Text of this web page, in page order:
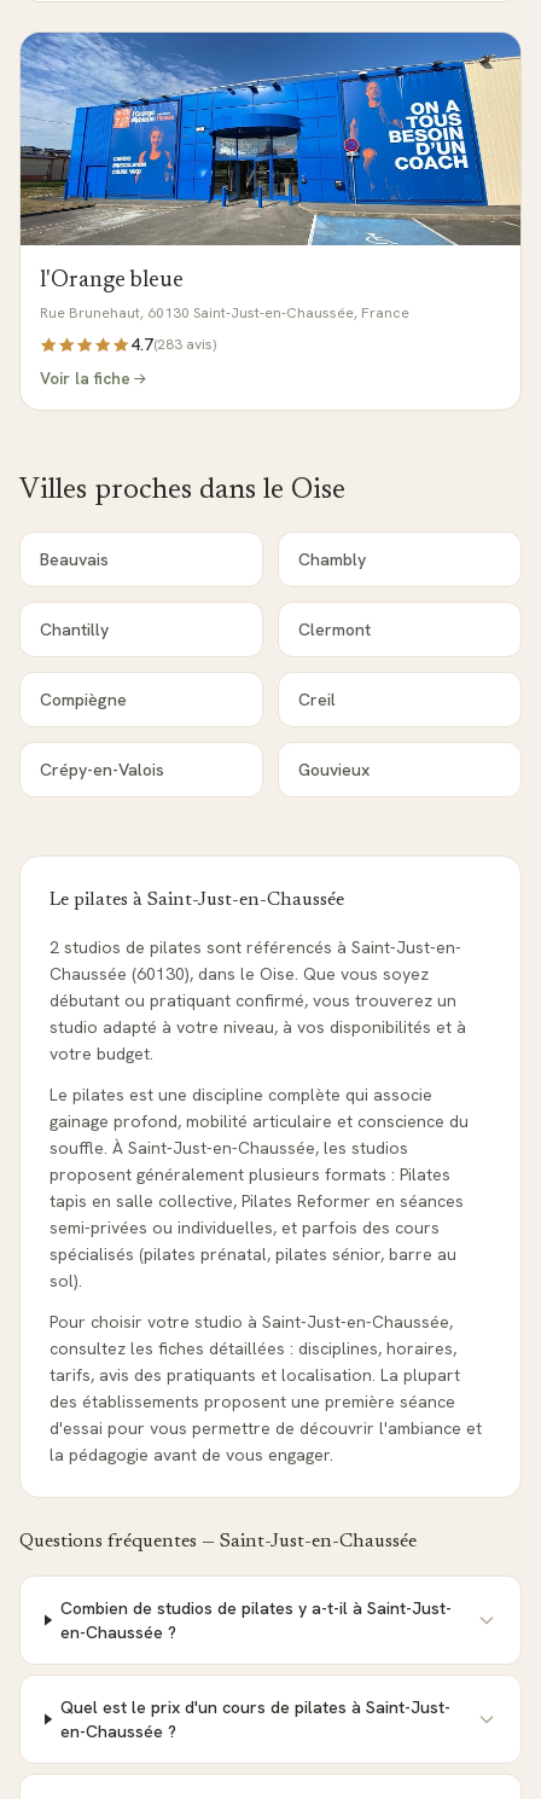
l'Orange bleue
Rue Brunehaut, 60130 Saint-Just-en-Chaussée, France
4.7(283 avis)
Voir la fiche
Villes proches dans le Oise
Beauvais Chambly
Chantilly Clermont
Compiègne Creil
Crépy-en-Valois Gouvieux
Le pilates à Saint-Just-en-Chaussée
2 studios de pilates sont référencés à Saint-Just-en-
Chaussée (60130), dans le Oise. Que vous soyez
débutant ou pratiquant confirmé, vous trouverez un
studio adapté à votre niveau, à vos disponibilités et à
votre budget.
Le pilates est une discipline complète qui associe
gainage profond, mobilité articulaire et conscience du
souffle. À Saint-Just-en-Chaussée, les studios
proposent généralement plusieurs formats : Pilates
tapis en salle collective, Pilates Reformer en séances
semi-privées ou individuelles, et parfois des cours
spécialisés (pilates prénatal, pilates sénior, barre au
sol).
Pour choisir votre studio à Saint-Just-en-Chaussée,
consultez les fiches détaillées : disciplines, horaires,
tarifs, avis des pratiquants et localisation. La plupart
des établissements proposent une première séance
d'essai pour vous permettre de découvrir l'ambiance et
la pédagogie avant de vous engager.
Questions fréquentes — Saint-Just-en-Chaussée
Combien de studios de pilates y a-t-il à Saint-Just-
en-Chaussée ?
Quel est le prix d'un cours de pilates à Saint-Just-
en-Chaussée ?